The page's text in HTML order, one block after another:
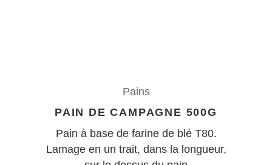
Pains
PAIN DE CAMPAGNE 500G
Pain à base de farine de blé T80.
Lamage en un trait, dans la longueur,